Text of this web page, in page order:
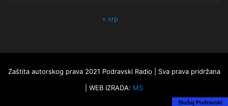
« srp
Zaštita autorskog prava 2021 Podravski Radio | Sva prava pridržana
| WEB IZRADA: MS
Slušaj Podravski